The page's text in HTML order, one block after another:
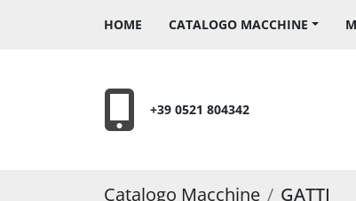
HOME CATALOGO MACCHINE
+39 0521 804342
Catalogo Macchine GATTI